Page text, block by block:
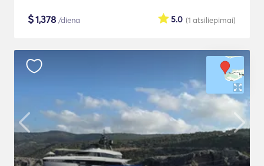
$1,378 /diena (1 atsiliepimai)
5.0